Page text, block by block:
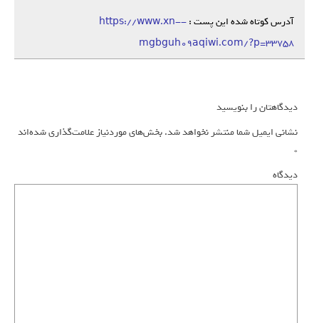
آدرس کوتاه شده این پست :https://www.xn--
mgbguh09aqiwi.com/?p=33758
دیدگاهتان را بنویسید
نشانی ایمیل شما منتشر نخواهد شد.بخش‌های موردنیاز علامت‌گذاری شده‌اند
*
دیدگاه